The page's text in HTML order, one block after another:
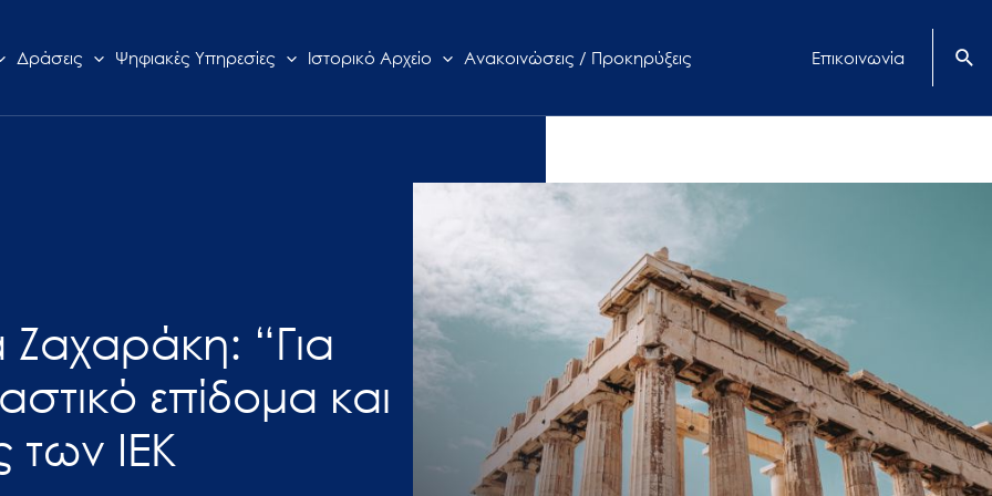
Δράσεις Ψηφιακές Υπηρεσίες Ιστορικό Αρχείο Ανακοινώσεις / Προκηρύξεις Επικοινωνία
“Για
επίδομα και
ΙΕΚ